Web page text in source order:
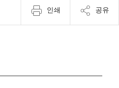
집
안
인쇄 공유